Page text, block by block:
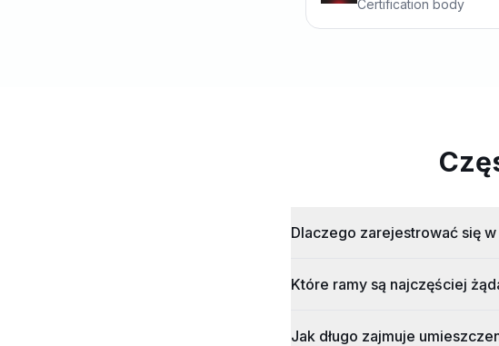
Certification body
Dlaczego zarejestrować się
Które ramy są najczęściej
Jak długo zajmuje